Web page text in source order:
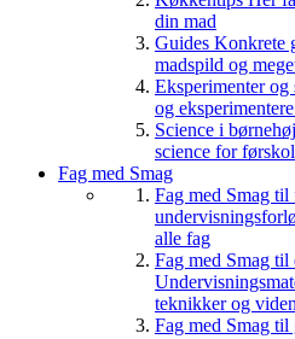
din mad
Guides Konkrete
madspild og
Eksperimenter og
og
Science i
science for
Fag med Smag
Fag med Smag
alle fag
Fag med Smag til
teknikker og viden
Fag med Smag til